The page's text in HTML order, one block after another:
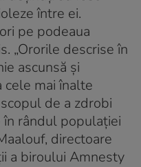
între ei.
pe podeaua
„Ororile descrise în
ascunsă și
cele mai înalte
de a zdrobi
rândul populației
directoare
a biroului Amnesty